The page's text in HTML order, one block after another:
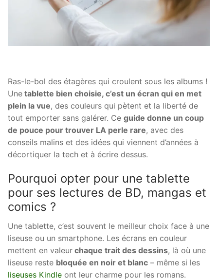
Ras-le-bol des étagères qui croulent sous les albums !
Une tablette bien choisie, c’est un écran qui en met
plein la vue, des couleurs qui pètent et la liberté de
tout emporter sans galérer. Ce guide donne un coup
de pouce pour trouver LA perle rare, avec des
conseils malins et des idées qui viennent d’années à
décortiquer la tech et à écrire dessus.
Pourquoi opter pour une tablette
pour ses lectures de BD, mangas et
comics ?
Une tablette, c’est souvent le meilleur choix face à une
liseuse ou un smartphone. Les écrans en couleur
mettent en valeur chaque trait des dessins, là où une
liseuse reste bloquée en noir et blanc – même si les
liseuses Kindle ont leur charme pour les romans.